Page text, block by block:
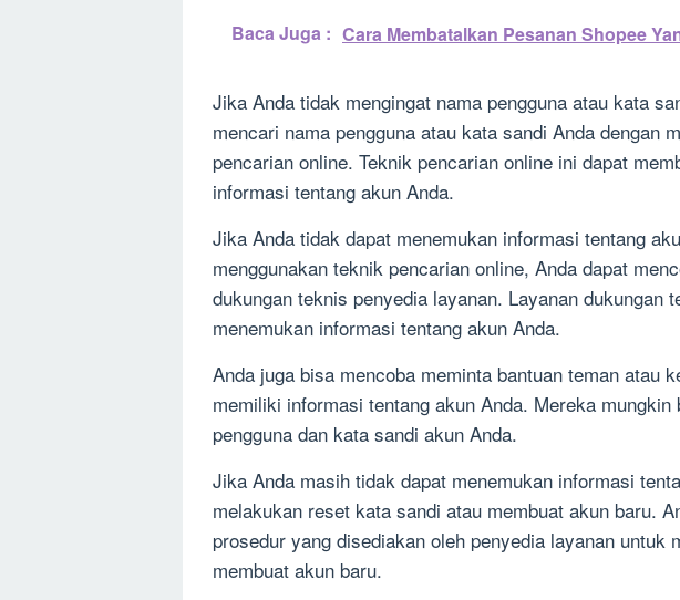
Baca Juga : Cara Membatalkan Pesanan Shopee
Jika Anda tidak mengingat nama pengguna atau kata
mencari nama pengguna atau kata sandi Anda dengan
pencarian online. Teknik pencarian online ini dapat
informasi tentang akun Anda.
Jika Anda tidak dapat menemukan informasi tentang
menggunakan teknik pencarian online, Anda dapat
dukungan teknis penyedia layanan. Layanan dukungan
menemukan informasi tentang akun Anda.
Anda juga bisa mencoba meminta bantuan teman atau
memiliki informasi tentang akun Anda. Mereka
pengguna dan kata sandi akun Anda.
Jika Anda masih tidak dapat menemukan informasi
melakukan reset kata sandi atau membuat akun baru.
prosedur yang disediakan oleh penyedia layanan untuk
membuat akun baru.